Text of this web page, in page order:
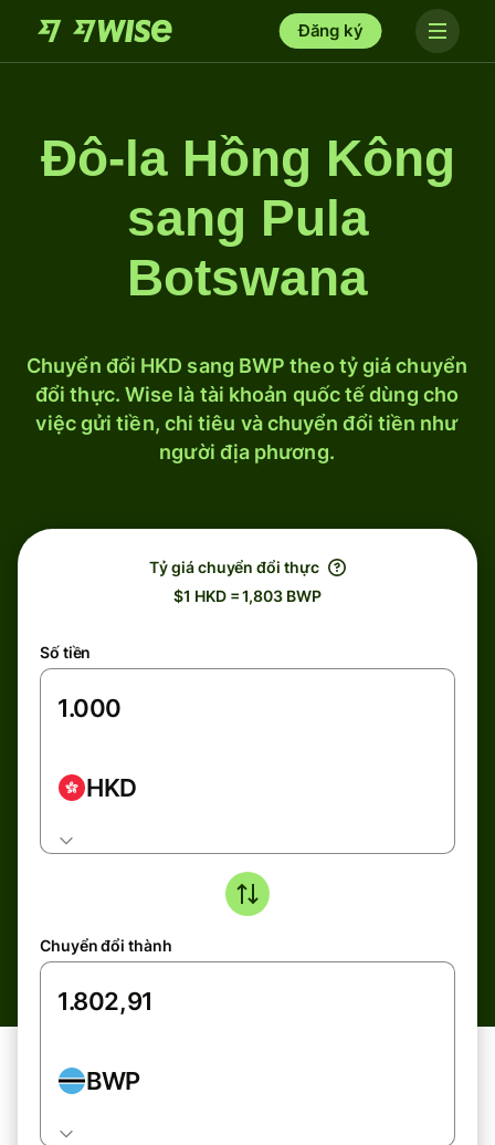
Đăng ký
Đô-la Hồng Kông
sang Pula
Botswana
Chuyển đổi HKD sang BWP theo tỷ giá chuyển
đổi thực. Wise là tài khoản quốc tế dùng cho
việc gửi tiền, chi tiêu và chuyển đổi tiền như
người địa phương.
Tỷ giá chuyển đổi thực
$1 HKD = 1,803 BWP
Số tiền
HKD
Chuyển đổi thành
BWP